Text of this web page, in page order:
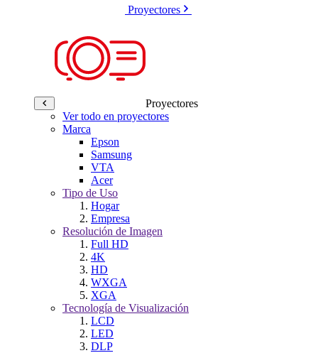
Proyectores
Proyectores
Ver todo en proyectores
Marca
Epson
Samsung
VTA
Acer
Tipo de Uso
Hogar
Empresa
Resolución de Imagen
Full HD
4K
HD
WXGA
XGA
Tecnología de Visualización
LCD
LED
DLP